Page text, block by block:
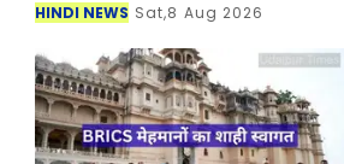
HINDI NEWS Sat,8 Aug 2026